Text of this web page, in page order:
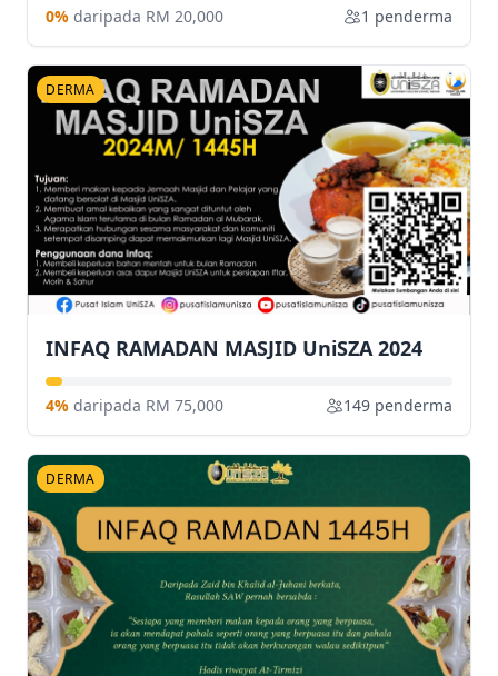
0% daripada RM 20,000 1 penderma
DERMA
INFAQ RAMADAN MASJID UniSZA 2024
4% daripada RM 75,000 149 penderma
DERMA